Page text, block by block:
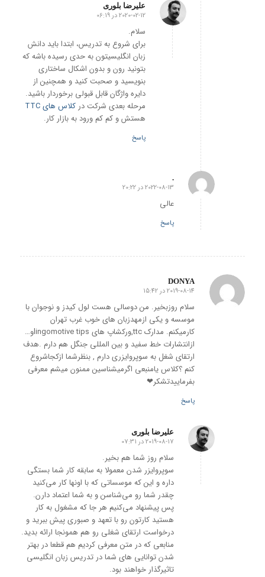
علیرضا بلوری
گفته:
2020-02-12 در 06:19
سلام.
برای شروع به تدریس، ابتدا باید دانش
زبان انگلیسیتون به حدی رسیده باشه که
بتونید رون و بدون اشکال ساختاری
بنویسید و صحبت کنید و همچنین از
دایره واژگان قابل قبولی برخوردار باشید.
مرحله بعدی شرکت در کلاس های TTC
هستش و کم کم ورود به بازار کار.
پاسخ
.
گفته:
2022-08-13 در 20:22
عالی
پاسخ
DONYA
گفته:
2019-08-14 در 15:42
سلام روزبخیر. من دوسالی هست لول کیدز و نوجوان با
موسسه و یکی ازمهدزبان های خوب غرب تهران
کارمیکنم. مدارک ttc,ورکشاپ های lingomotive tipsو…
ازانتشارات خط سفید و بین المللی جنگل هم دارم .هدف
ارتقای شغل به سوپروایزری دارم , بنظرشما ازکجاشروع
کنم ؟کلاس یامنبعی اگرمیشناسین ممنون میشم معرفی
بفرماییدتشکر❤
پاسخ
علیرضا بلوری
گفته:
2019-08-17 در 07:31
سلام روز شما هم بخیر.
سوپروایزر شدن معمولا به سابقه کار شما بستگی
داره و این که موسساتی که با اونها کار می‌کنید
چقدر شما رو می‌شناسن و به شما اعتماد دارن.
پس پیشنهاد می‌کنیم هر جا که مشغول به کار
هستید کارتون رو با تعهد و صبوری پیش ببرید و
درخواست ارتقای شغلی رو هم همونجا ارائه بدید.
منابعی که در متن معرفی کردیم هم قطعا در بهتر
شدن توانایی های شما در تدریس زبان انگلیسی
تاثیرگذار خواهند بود.